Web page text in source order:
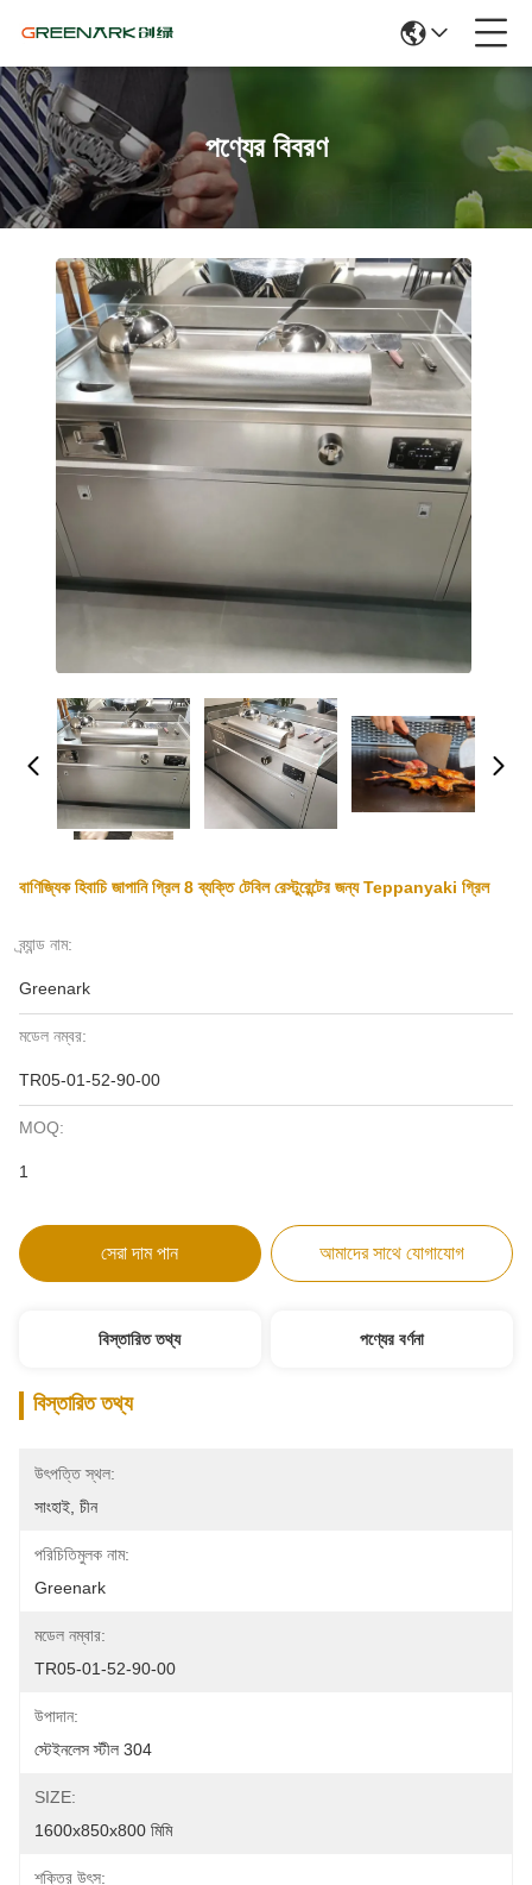
পণ্যের বিবরণ
বাণিজ্যিক হিবাচি জাপানি গ্রিল 8 ব্যক্তি টেবিল রেস্টুরেন্টের জন্য Teppanyaki গ্রিল
ব্র্যান্ড নাম:
Greenark
মডেল নম্বর:
TR05-01-52-90-00
MOQ:
1
সেরা দাম পান আমাদের সাথে যোগাযোগ
বিস্তারিত তথ্য পণ্যের বর্ণনা
বিস্তারিত তথ্য
উৎপত্তি স্থল:
সাংহাই, চীন
পরিচিতিমুলক নাম:
Greenark
মডেল নম্বার:
TR05-01-52-90-00
উপাদান:
স্টেইনলেস স্টীল 304
SIZE:
1600x850x800 মিমি
শক্তির উৎস: